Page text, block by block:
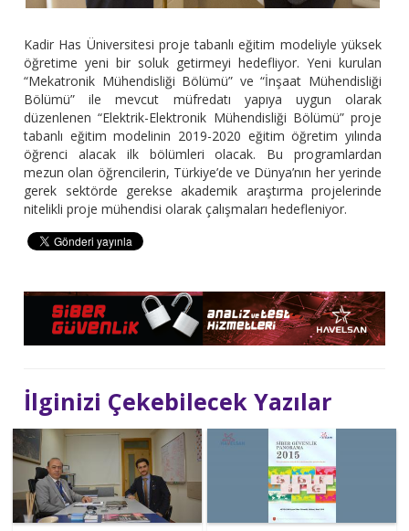
Kadir Has Üniversitesi proje tabanlı eğitim modeliyle yüksek
öğretime yeni bir soluk getirmeyi hedefliyor. Yeni kurulan
“Mekatronik Mühendisliği Bölümü” ve “İnşaat Mühendisliği
Bölümü” ile mevcut müfredatı yapıya uygun olarak
düzenlenen “Elektrik-Elektronik Mühendisliği Bölümü” proje
tabanlı eğitim modelinin 2019-2020 eğitim öğretim yılında
öğrenci alacak ilk bölümleri olacak. Bu programlardan
mezun olan öğrencilerin, Türkiye’de ve Dünya’nın her yerinde
gerek sektörde gerekse akademik araştırma projelerinde
nitelikli proje mühendisi olarak çalışmaları hedefleniyor.
İlginizi Çekebilecek Yazılar